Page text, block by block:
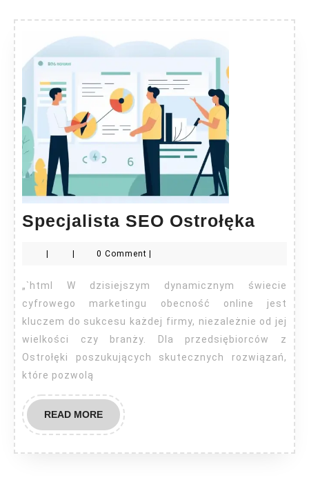
Specjalista SEO Ostrołęka
0 Comment
„`html W dzisiejszym dynamicznym świecie
cyfrowego marketingu obecność online jest
kluczem do sukcesu każdej firmy, niezależnie od jej
wielkości czy branży. Dla przedsiębiorców z
Ostrołęki poszukujących skutecznych rozwiązań,
które pozwolą
READ MOREREAD
MORE